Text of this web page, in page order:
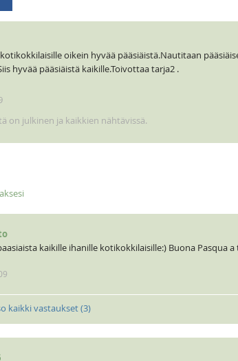
oikein hyvää pääsiäistä.Nautitaan
hyvää pääsiäistä kaikille.Toivottaa tarja2 .
on julkinen ja kaikkien nähtävissä.
kaikille ihanille kotikokkilaisille:) Buona Pasqua
kaikki vastaukset (3)